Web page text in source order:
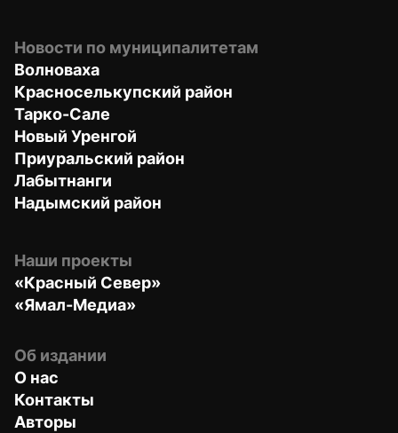
Новости по муниципалитетам
Волноваха
Красноселькупский район
Тарко-Сале
Новый Уренгой
Приуральский район
Лабытнанги
Надымский район
Наши проекты
«Красный Север»
«Ямал-Медиа»
Об издании
О нас
Контакты
Авторы